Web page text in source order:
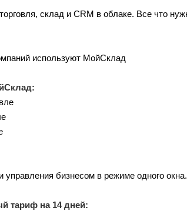
склад и CRM в облаке. Все что
используют МойСклад
управления бизнесом в режиме одного
тариф на 14 дней: